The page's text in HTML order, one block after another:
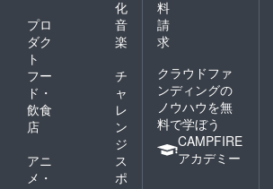
化
プロ
ダク
ト
音
楽
フー
ド・
飲食
店
チ
ャ
レ
ン
ジ
アニ
メ・
ス
ポ
料
請
求
クラウドファ
ンディングの
ノウハウを無
料で学ぼう
CAMPFIRE
アカデミー